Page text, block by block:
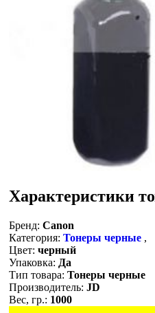
Характеристики
Бренд: Canon
Категория: Тонеры черные ,
Цвет: черный
Упаковка: Да
Тип товара: Тонеры черные
Производитель: JD
Вес, гр.: 1000